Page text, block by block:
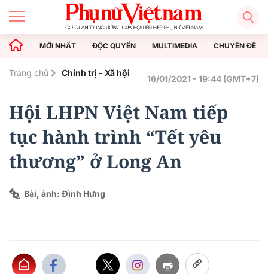
MỚI NHẤT ĐỘC QUYỀN MULTIMEDIA CHUYÊN ĐỀ
Trang chủ Chính trị - Xã hội
16/01/2021 - 19:44 (GMT+7)
Hội LHPN Việt Nam tiếp
tục hành trình “Tết yêu
thương” ở Long An
Bài, ảnh: Đình Hưng